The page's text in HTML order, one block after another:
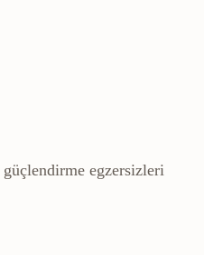
güçlendirme egzersizleri